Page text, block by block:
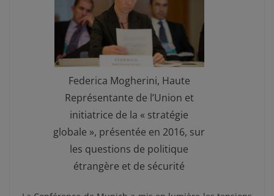
Federica Mogherini, Haute
Représentante de l’Union et
initiatrice de la « stratégie
globale », présentée en 2016, sur
les questions de politique
étrangère et de sécurité